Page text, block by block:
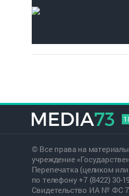
© Все права на
учреждение
Перепечатка (целиком
по телефону +7 (8422) 30-
Свидетельство ИА № ФС